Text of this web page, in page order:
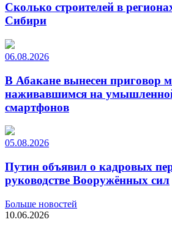
Сколько строителей в
Сибири
06.08.2026
В Абакане вынесен приговор
наживавшимся на
смартфонов
05.08.2026
Путин объявил о кадровых
руководстве Вооружённых сил
Больше новостей
10.06.2026